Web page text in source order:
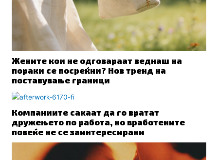
Жените кои не одговараат веднаш на
пораки се посреќни? Нов тренд на
поставување граници
Компаниите сакаат да го вратат
дружењето по работа, но вработените
повеќе не се заинтересирани